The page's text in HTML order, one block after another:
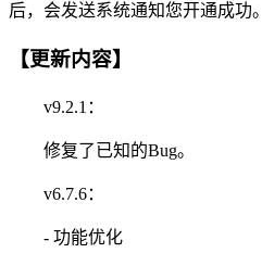
后，会发送系统通知您开通成功。
【更新内容】
v9.2.1：
修复了已知的Bug。
v6.7.6：
- 功能优化